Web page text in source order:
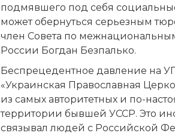
подмявшего под себя
может обернуться серьезным
член Совета по
России Богдан Безпалько.
Беспрецедентное давление на
«Украинская Православная
из самых авторитетных и по-
территории бывшей УССР. Это
связывал людей с Российской